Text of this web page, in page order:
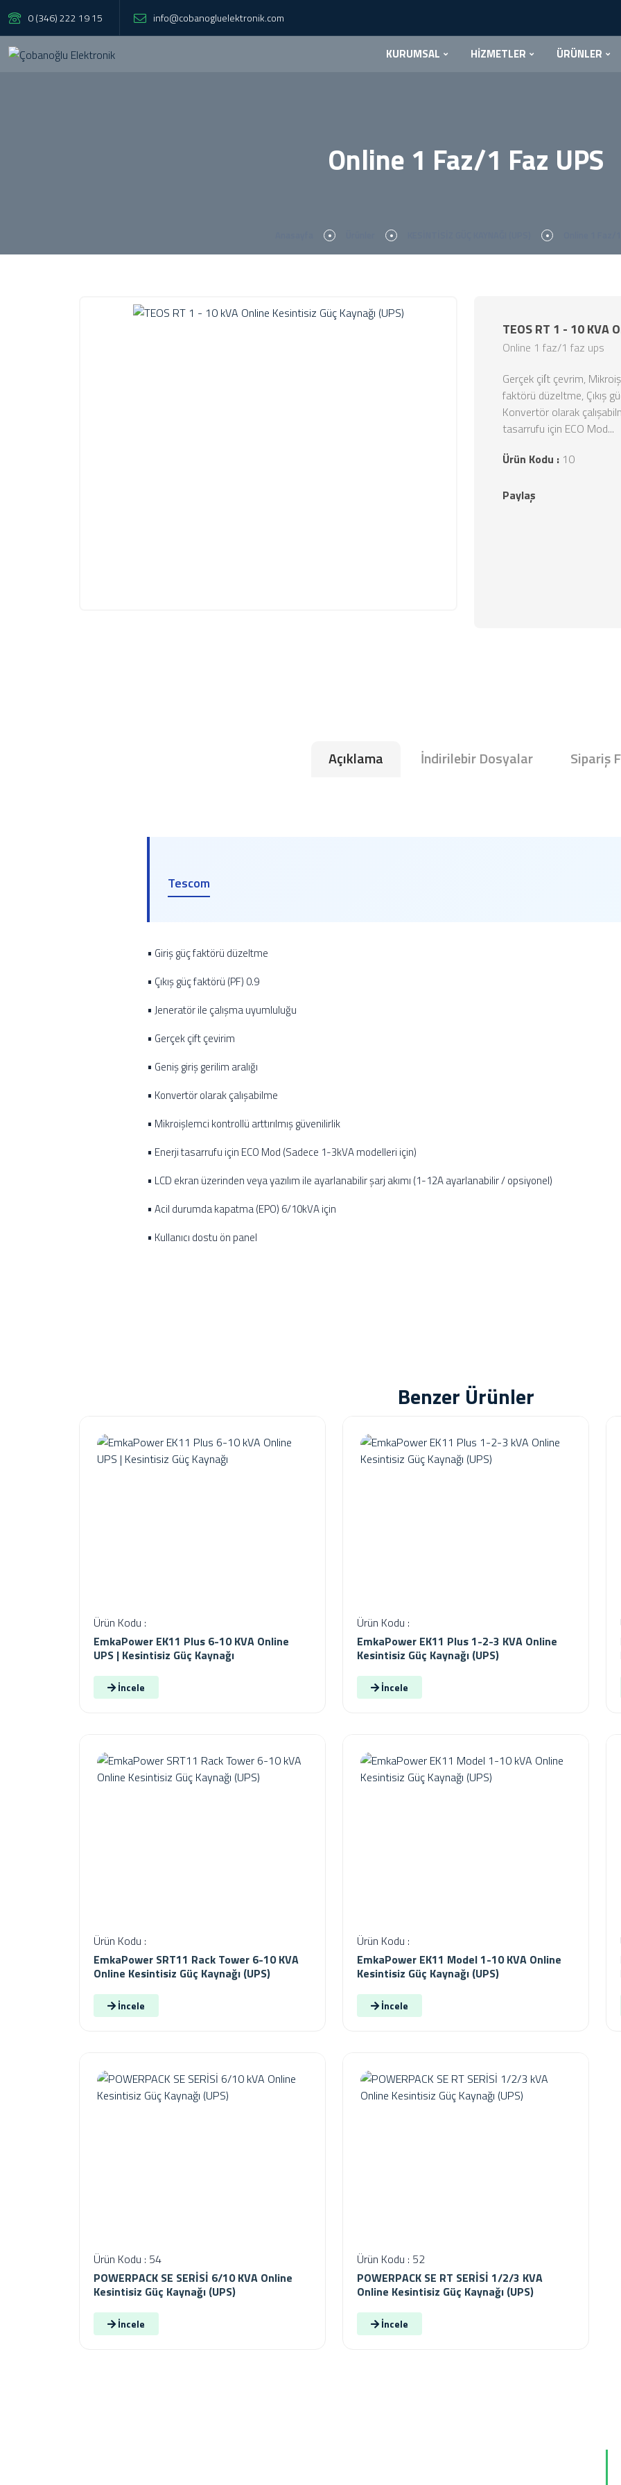
0 (346) 222 19 15 info@cobanogluelektronik.com
KURUMSAL HİZMETLER ÜRÜNLER
Online 1 Faz/1 Faz UPS
TEOS RT 1 - 10 KVA
Online 1 faz/1 faz ups
Gerçek çiſt çevrim,
faktörü düzeltme, Çıkış
Konvertör olarak
tasarrufu için ECO Mod...
Ürün Kodu : 10
Paylaş
Açıklama İndirilebir Dosyalar Sipariş
Tescom
• Giriş güç faktörü düzeltme
• Çıkış güç faktörü (PF) 0.9
• Jeneratör ile çalışma uyumluluğu
• Gerçek çift çevirim
• Geniş giriş gerilim aralığı
• Konvertör olarak çalışabilme
• Mikroişlemci kontrollü arttırılmış güvenilirlik
• Enerji tasarrufu için ECO Mod (Sadece 1-3kVA modelleri için)
• LCD ekran üzerinden veya yazılım ile ayarlanabilir şarj akımı (1-12A ayarlanabilir / opsiyonel)
• Acil durumda kapatma (EPO) 6/10kVA için
• Kullanıcı dostu ön panel
Benzer Ürünler
Ürün Kodu :
EmkaPower EK11 Plus 6-10 KVA Online
UPS | Kesintisiz Güç Kaynağı
İncele
Ürün Kodu :
EmkaPower EK11 Plus 1-2-3 KVA Online
Kesintisiz Güç Kaynağı (UPS)
İncele
Ürün Kodu :
EmkaPower SRT11 Rack Tower 6-10 KVA
Online Kesintisiz Güç Kaynağı (UPS)
İncele
Ürün Kodu :
EmkaPower EK11 Model 1-10 KVA Online
Kesintisiz Güç Kaynağı (UPS)
İncele
Ürün Kodu : 54
POWERPACK SE SERİSİ 6/10 KVA Online
Kesintisiz Güç Kaynağı (UPS)
İncele
Ürün Kodu : 52
POWERPACK SE RT SERİSİ 1/2/3 KVA
Online Kesintisiz Güç Kaynağı (UPS)
İncele